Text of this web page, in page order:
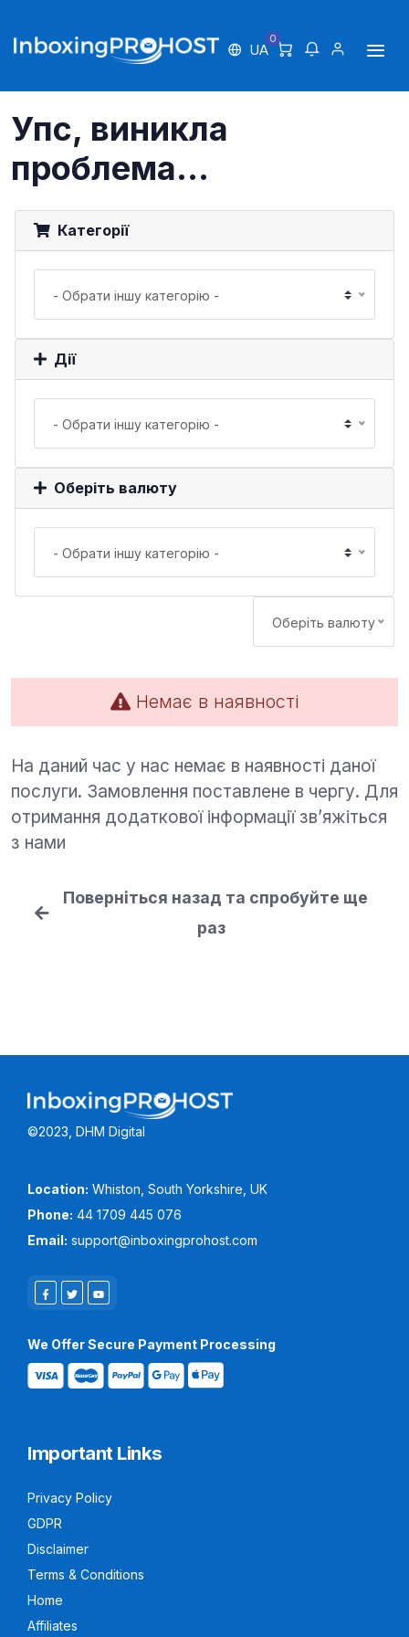
UA
0
Упс, виникла
проблема...
Категорії
- Обрати іншу категорію -
Дії
- Обрати іншу категорію -
Оберіть валюту
- Обрати іншу категорію -
Оберіть валюту
Немає в наявності
На даний час у нас немає в наявності даної
послуги. Замовлення поставлене в чергу. Для
отримання додаткової інформації зв’яжіться
з нами
Поверніться назад та спробуйте ще
раз
©2023, DHM Digital
Location: Whiston, South Yorkshire, UK
Phone: 44 1709 445 076
Email: support@inboxingprohost.com
We Offer Secure Payment Processing
Important Links
Privacy Policy
GDPR
Disclaimer
Terms & Conditions
Home
Affiliates